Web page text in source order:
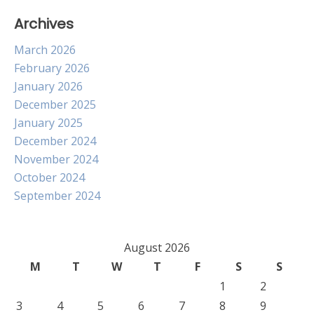
Archives
March 2026
February 2026
January 2026
December 2025
January 2025
December 2024
November 2024
October 2024
September 2024
August 2026
M
T W T F S
S
1
2
3
4 5 6 7 8
9